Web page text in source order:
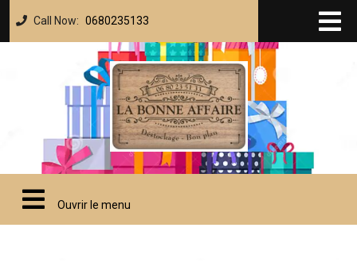
Call Now: 0680235133
Ouvrir le menu